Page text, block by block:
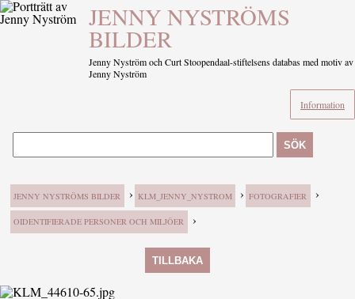
JENNY NYSTRÖMS
BILDER
Jenny Nyström och Curt Stoopendaal-stiftelsens databas med motiv av
Jenny Nyström
Information
SÖK
JENNY NYSTRÖMS BILDER › KLM_JENNY_NYSTROM › FOTOGRAFIER ›
OIDENTIFIERADE PERSONER OCH MILJÖER ›
TILLBAKA